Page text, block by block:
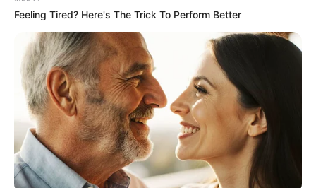
One Dose
DIRECTMAX
Feeling Tired? Here's The Trick To Perform Better